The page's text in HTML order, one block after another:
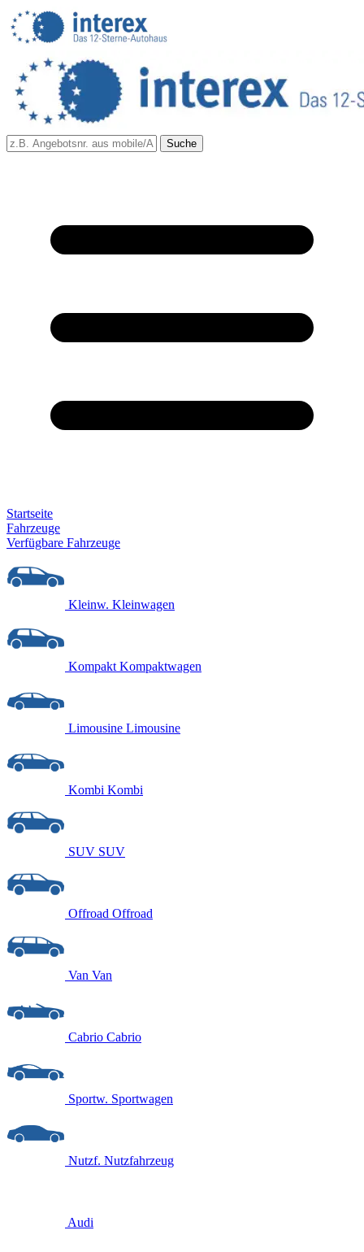
Suche
Startseite
Fahrzeuge
Verfügbare Fahrzeuge
Kleinw. Kleinwagen
Kompakt Kompaktwagen
Limousine Limousine
Kombi Kombi
SUV SUV
Offroad Offroad
Van Van
Cabrio Cabrio
Sportw. Sportwagen
Nutzf. Nutzfahrzeug
Audi